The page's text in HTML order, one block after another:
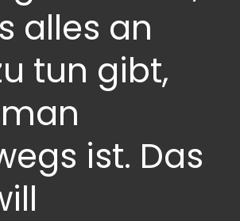
alles an
tun gibt,
ist. Das